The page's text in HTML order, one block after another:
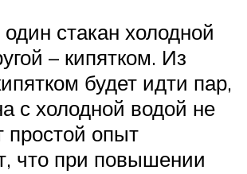
стакан холодной
– кипятком. Из
будет идти пар,
с холодной водой не
простой опыт
что при повышении